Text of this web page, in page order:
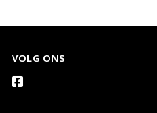
VOLG ONS